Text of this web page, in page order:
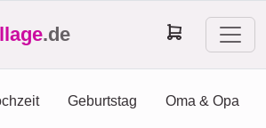
.de
Geburtstag Oma & Opa